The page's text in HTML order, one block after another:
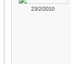
23/2/2010